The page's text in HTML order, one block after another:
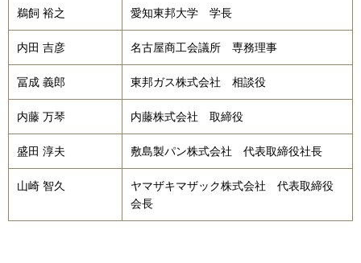
鵜飼 裕之 愛知東邦大学 学長
内田 吉彦 名古屋商工会議所 専務理事
冨成 義郎 東邦ガス株式会社 相談役
内藤 万琴 内藤株式会社 取締役
盛田 淳夫 敷島製パン株式会社 代表取締役社長
山崎 智久
ヤマザキマザック株式会社 代表取締役
会長